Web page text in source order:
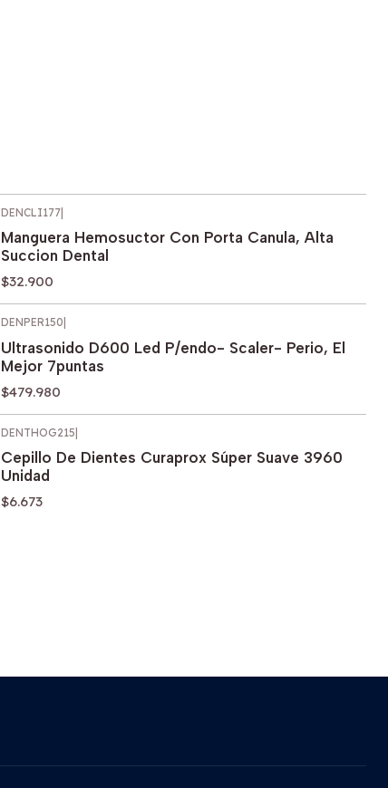
DENCLI177|
Manguera Hemosuctor Con Porta Canula, Alta
Succion Dental
$32.900
DENPER150
Ultrasonido D600 Led P/endo- Scaler- Perio, El
Mejor 7puntas
$479.980
DENTHOG215
Cepillo De Dientes Curaprox Súper Suave 3960
Unidad
$6.673